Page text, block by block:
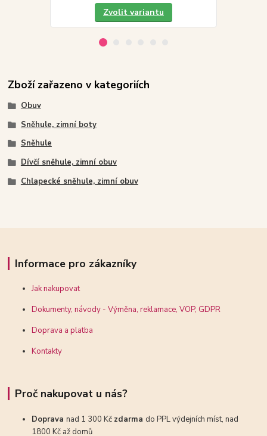
Zvolit variantu
Zboží zařazeno v kategoriích
Obuv
Sněhule, zimní boty
Sněhule
Dívčí sněhule, zimní obuv
Chlapecké sněhule, zimní obuv
Informace pro zákazníky
Jak nakupovat
Dokumenty, návody - Výměna, reklamace, VOP, GDPR
Doprava a platba
Kontakty
Proč nakupovat u nás?
Dopravanad 1 300 Kč zdarma do PPL výdejních míst, nad
1800 Kč až domů